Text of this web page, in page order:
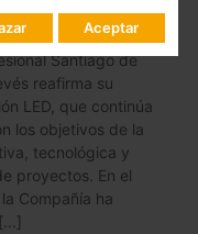
operativa y
como
Santiago de
reafirma su
LED, que continúa
los objetivos de la
tecnológica y
proyectos. En el
Compañía ha
Aceptar